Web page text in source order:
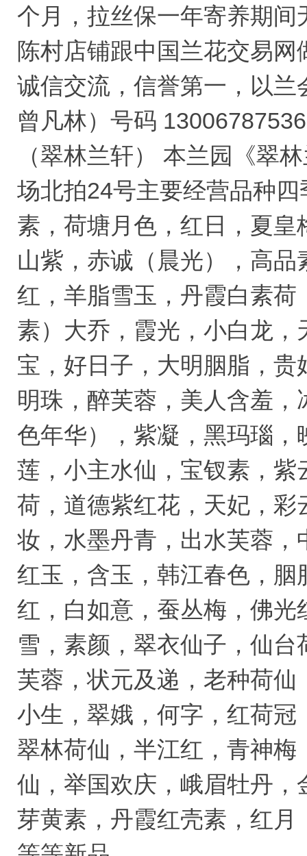
个月，拉丝保一年寄养期间
陈村店铺跟中国兰花交易
诚信交流，信誉第一，以
曾凡林）号码
（翠林兰轩） 本兰园《翠
场北拍24号主要经营品种
素，荷塘月色，红日，夏
山紫，赤诚（晨光），高
红，羊脂雪玉，丹霞白素
素）大乔，霞光，小白龙
宝，好日子，大明胭脂，
明珠，醉芙蓉，美人含羞
色年华），紫凝，黑玛瑙
莲，小主水仙，宝钗素，
荷，道德紫红花，天妃，
妆，水墨丹青，出水芙蓉
红玉，含玉，韩江春色，
红，白如意，蚕丛梅，佛
雪，素颜，翠衣仙子，仙
芙蓉，状元及递，老种荷
小生，翠娥，何字，红荷
翠林荷仙，半江红，青神
仙，举国欢庆，峨眉牡丹
芽黄素，丹霞红壳素，红